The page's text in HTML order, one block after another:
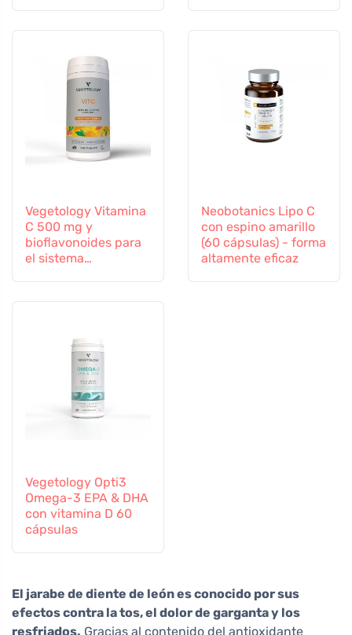
Vegetology Vitamina
C 500 mg y
bioflavonoides para
el sistema
Neobotanics Lipo C
con espino amarillo
(60 cápsulas) - forma
altamente eficaz
Vegetology Opti3
Omega-3 EPA & DHA
con vitamina D 60
cápsulas
El jarabe de diente de león es conocido por sus
efectos contra la tos, el dolor de garganta y los
resfriados. Gracias al contenido del antioxidante